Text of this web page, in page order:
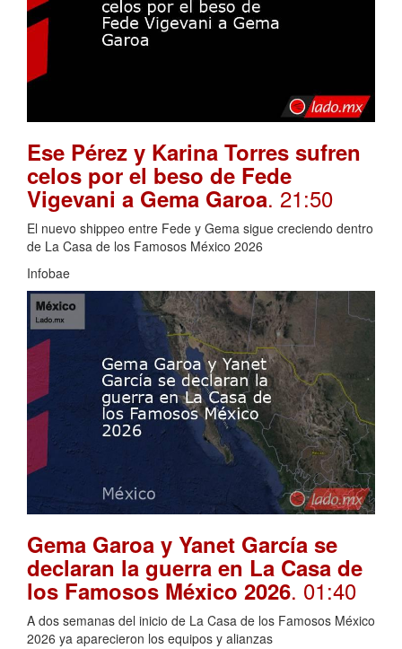
Ese Pérez y Karina Torres sufren
celos por el beso de Fede
Vigevani a Gema Garoa. 21:50
El nuevo shippeo entre Fede y Gema sigue creciendo dentro
de La Casa de los Famosos México 2026
Infobae
Gema Garoa y Yanet García se
declaran la guerra en La Casa de
los Famosos México 2026. 01:40
A dos semanas del inicio de La Casa de los Famosos México
2026 ya aparecieron los equipos y alianzas